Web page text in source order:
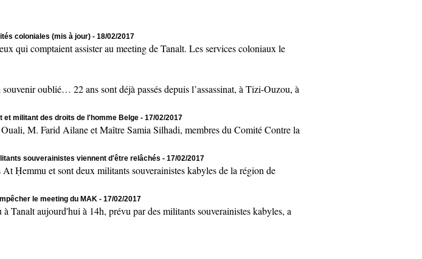
coloniales (mis à jour) - 18/02/2017
comptaient assister au meeting de Tanalt. Les services coloniaux le
oublié… 22 ans sont déjà passés depuis l’assassinat, à Tizi-Ouzou, à
et militant des droits de l'homme Belge - 17/02/2017
M. Farid Ailane et Maître Samia Silhadi, membres du Comité Contre la
souverainistes viennent d'être relâchés - 17/02/2017
et sont deux militants souverainistes kabyles de la région de
le meeting du MAK - 17/02/2017
aujourd'hui à 14h, prévu par des militants souverainistes kabyles, a